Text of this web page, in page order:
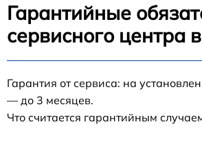
Гарантийные
сервисного центра
Гарантия от сервиса: на
— до 3 месяцев.
Что считается гарантийным